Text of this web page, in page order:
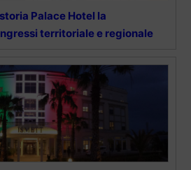
Palace Hotel la
territoriale e regionale